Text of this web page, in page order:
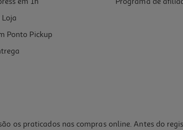
Loja
Ponto Pickup
os praticados nas compras online. Antes do